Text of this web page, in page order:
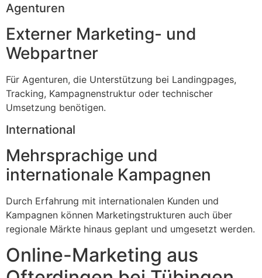
Agenturen
Externer Marketing- und
Webpartner
Für Agenturen, die Unterstützung bei Landingpages,
Tracking, Kampagnenstruktur oder technischer
Umsetzung benötigen.
International
Mehrsprachige und
internationale Kampagnen
Durch Erfahrung mit internationalen Kunden und
Kampagnen können Marketingstrukturen auch über
regionale Märkte hinaus geplant und umgesetzt werden.
Online-Marketing aus